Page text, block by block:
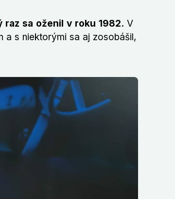
raz sa oženil v roku 1982. V
a s niektorými sa aj zosobášil,